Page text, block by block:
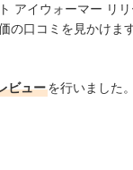
アイウォーマー リ
の口コミを見かけま
ビューを行いました。